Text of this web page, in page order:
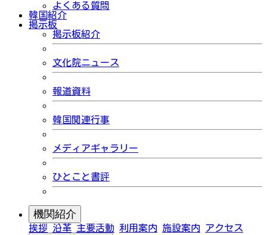
よくある質問
韓国紹介
掲示板
掲示板紹介
文化院ニュース
報道資料
韓国関連行事
メディアギャラリー
ひとこと書評
機関紹介
挨拶 沿革 主要活動 利用案内 施設案内 アクセス